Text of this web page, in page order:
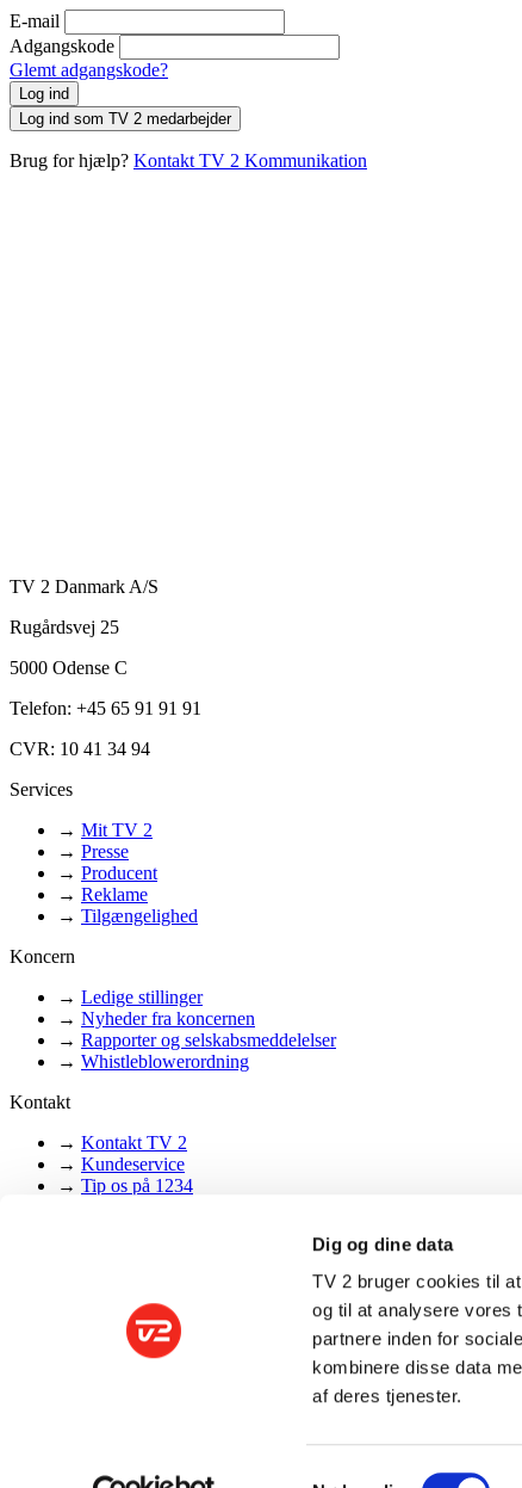
Dig og dine data
TV 2 bruger cookies til
og til at analysere vores
partnere inden for
kombinere disse data
af deres tjenester.
Samtykkevalg
E-mail
Adgangskode
Glemt adgangskode?
Log ind
Log ind som TV 2 medarbejder
Brug for hjælp? Kontakt TV 2 Kommunikation
TV 2 Danmark A/S
Rugårdsvej 25
5000 Odense C
Telefon: +45 65 91 91 91
CVR: 10 41 34 94
Services
→ Mit TV 2
→ Presse
→ Producent
→ Reklame
→ Tilgængelighed
Koncern
→ Ledige stillinger
→ Nyheder fra koncernen
→ Rapporter og selskabsmeddelelser
→ Whistleblowerordning
Kontakt
→ Kontakt TV 2
→ Kundeservice
→ Tip os på 1234
Instagram
Facebook
henblik på tekst- og datamining, jf. ophavsretslovens § 11 b og